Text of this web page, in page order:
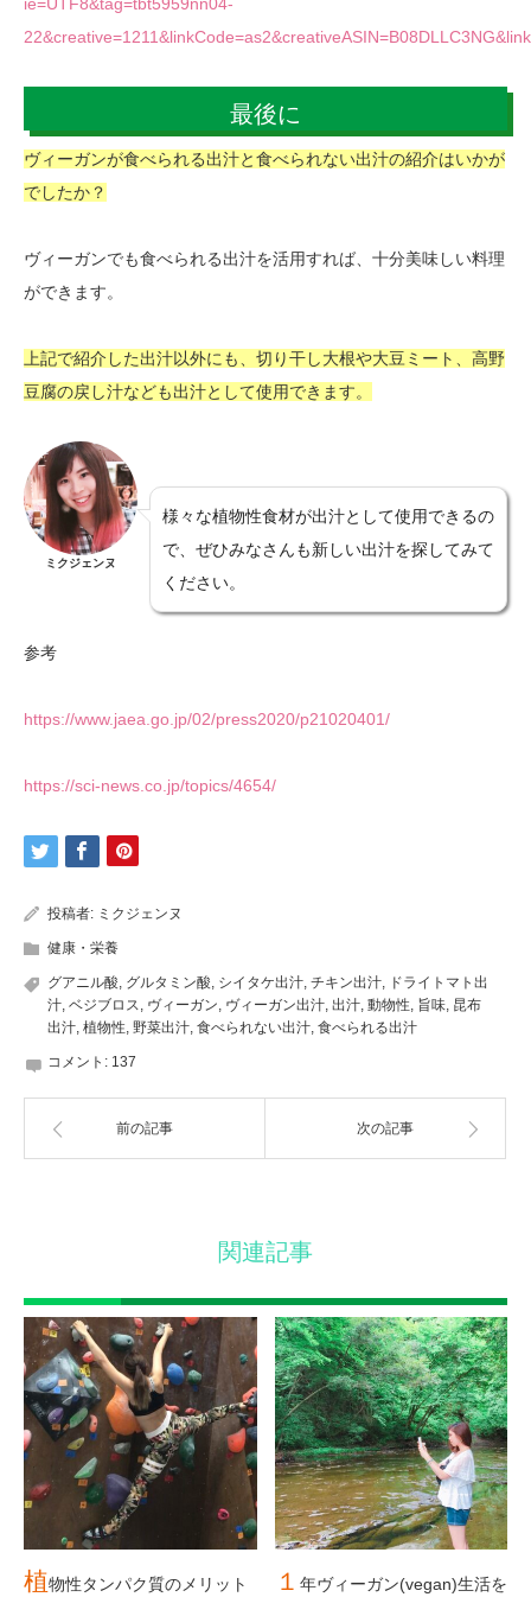
最後に
ヴィーガンが食べられる出汁と食べられない出汁の紹介はいかが
でしたか？
ヴィーガンでも食べられる出汁を活用すれば、十分美味しい料理
ができます。
上記で紹介した出汁以外にも、切り干し大根や大豆ミート、高野
豆腐の戻し汁なども出汁として使用できます。
ミクジェンヌ
様々な植物性食材が出汁として使用できるの
で、ぜひみなさんも新しい出汁を探してみて
ください。
参考
https://www.jaea.go.jp/02/press2020/p21020401/
https://sci-news.co.jp/topics/4654/
投稿者: ミクジェンヌ
健康・栄養
グアニル酸, グルタミン酸, シイタケ出汁, チキン出汁, ドライトマト出
汁, ベジブロス, ヴィーガン, ヴィーガン出汁, 出汁, 動物性, 旨味, 昆布
出汁, 植物性, 野菜出汁, 食べられない出汁, 食べられる出汁
コメント: 137
前の記事 次の記事
関連記事
植物性タンパク質のメリット
１ 年ヴィーガン(vegan)生活を